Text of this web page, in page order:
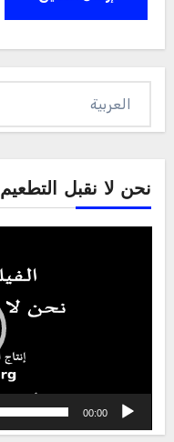
نحن لا نقبل التطعيم
00:00